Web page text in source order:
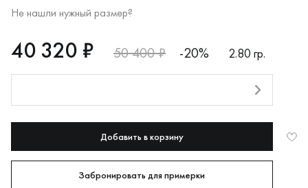
Не нашли нужный размер?
RUB
40320
40 320 ₽ 50 400 ₽ -20%
2.80 гр.
Добавить в корзину
Забронировать для примерки